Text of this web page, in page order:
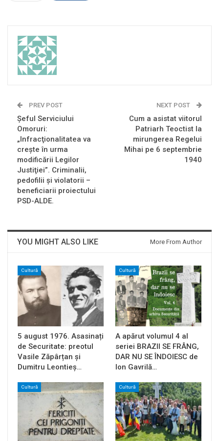
PREV POST
Şeful Serviciului
Omoruri:
„Infracţionalitatea va
creşte în urma
modificării Legilor
Justiţiei”. Criminalii,
pedofilii şi violatorii –
beneficiarii proiectului
PSD-ALDE.
NEXT POST
Cum a asistat viitorul
Patriarh Teoctist la
mirungerea Regelui
Mihai pe 6 septembrie
1940
YOU MIGHT ALSO LIKE More From Author
Cultură
5 august 1976. Asasinați
de Securitate: preotul
Vasile Zăpârțan și
Dumitru Leontieș…
Cultură
A apărut volumul 4 al
seriei BRAZII SE FRÂNG,
DAR NU SE ÎNDOIESC de
Ion Gavrilă…
Cultură Cultură